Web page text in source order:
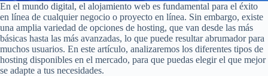
En el mundo digital, el alojamiento web es fundamental para el éxito
en línea de cualquier negocio o proyecto en línea. Sin embargo, existe
una amplia variedad de opciones de hosting, que van desde las más
básicas hasta las más avanzadas, lo que puede resultar abrumador para
muchos usuarios. En este artículo, analizaremos los diferentes tipos de
hosting disponibles en el mercado, para que puedas elegir el que mejor
se adapte a tus necesidades.